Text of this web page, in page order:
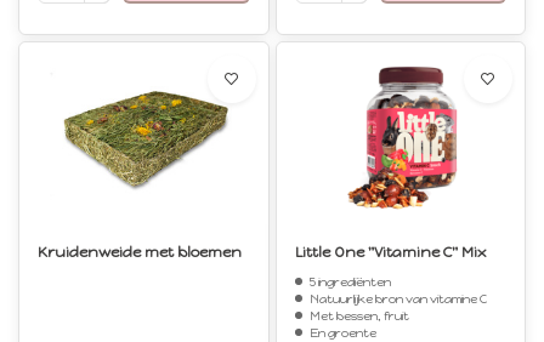
Kruidenweide met bloemen Little One "Vitamine C" Mix
5 ingrediënten
Natuurlijke bron van vitamine C
Met bessen, fruit
En groente